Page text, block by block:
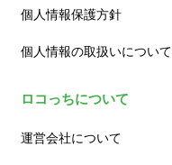
個人情報保護方針
個人情報の取扱いについて
ロコっちについて
運営会社について